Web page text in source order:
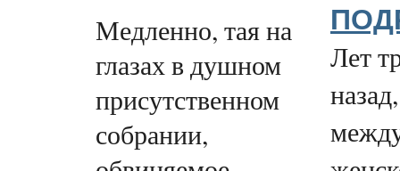
Медленно, тая на
глазах в душном
присутственном
собрании,
Лет